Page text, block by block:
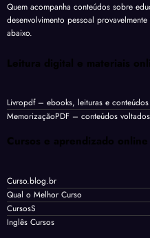
Quem acompanha conteúdos sobre
desenvolvimento pessoal
abaixo.
Leitura digital e materiais
Livropdf– ebooks, leituras e
MemorizaçãoPDF – conteúdos
Cursos e aprendizado online
Curso.blog.br
Qual o Melhor Curso
CursosS
Inglês Cursos